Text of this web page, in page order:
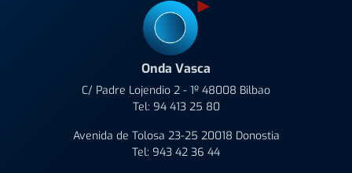
Onda Vasca
C/ Padre Lojendio 2 - 1º 48008 Bilbao
Tel: 94 413 25 80
Avenida de Tolosa 23-25 20018 Donostia
Tel: 943 42 36 44